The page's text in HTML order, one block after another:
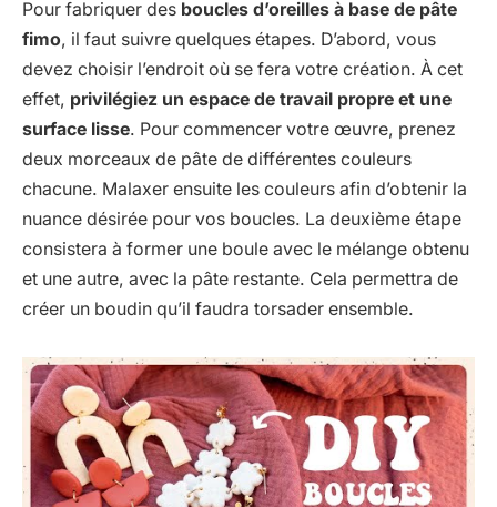
Pour fabriquer des boucles d’oreilles à base de pâte
fimo, il faut suivre quelques étapes. D’abord, vous
devez choisir l’endroit où se fera votre création. À cet
effet, privilégiez un espace de travail propre et une
surface lisse. Pour commencer votre œuvre, prenez
deux morceaux de pâte de différentes couleurs
chacune. Malaxer ensuite les couleurs afin d’obtenir la
nuance désirée pour vos boucles. La deuxième étape
consistera à former une boule avec le mélange obtenu
et une autre, avec la pâte restante. Cela permettra de
créer un boudin qu’il faudra torsader ensemble.